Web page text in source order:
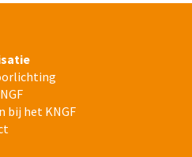
bij het KNGF